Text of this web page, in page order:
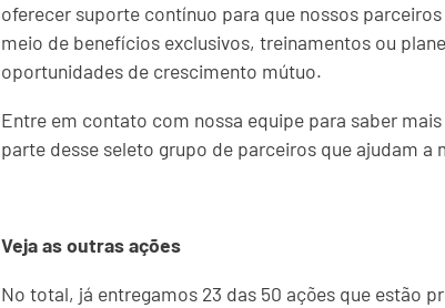
oferecer suporte contínuo para que nossos
meio de benefícios exclusivos, treinamentos ou
oportunidades de crescimento mútuo.
Entre em contato com nossa equipe para saber
parte desse seleto grupo de parceiros que ajudam
Veja as outras ações
No total, já entregamos 23 das 50 ações que estão